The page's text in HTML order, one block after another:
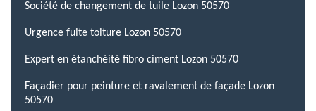
Société de changement de tuile Lozon 50570
Urgence fuite toiture Lozon 50570
Expert en étanchéité fibro ciment Lozon 50570
Façadier pour peinture et ravalement de façade Lozon
50570